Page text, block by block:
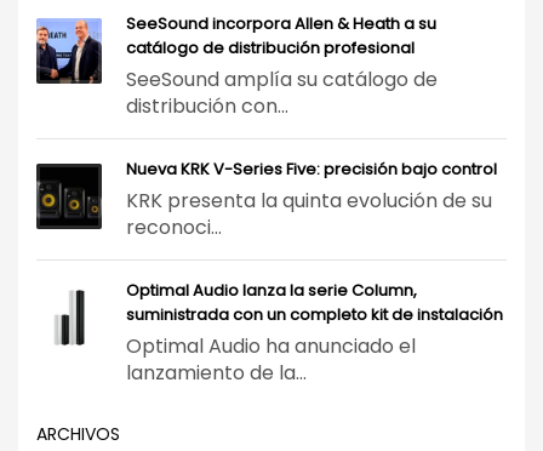
SeeSound incorpora Allen & Heath a su
catálogo de distribución profesional
SeeSound amplía su catálogo de
distribución con...
Nueva KRK V-Series Five: precisión bajo control
KRK presenta la quinta evolución de su
reconoci...
Optimal Audio lanza la serie Column,
suministrada con un completo kit de instalación
Optimal Audio ha anunciado el
lanzamiento de la...
ARCHIVOS